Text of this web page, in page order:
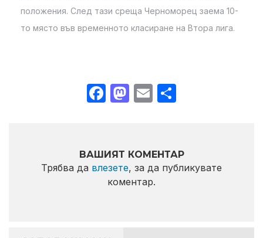
положения. След тази среща Черноморец заема 10-
то място във временното класиране на Втора лига.
Facebook
Mastodon
Email
ВАШИЯТ КОМЕНТАР
Трябва да влезете, за да публикувате
коментар.